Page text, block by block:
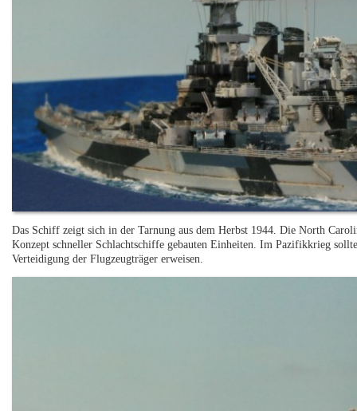
Das Schiff zeigt sich in der Tarnung aus dem Herbst 1944. Die North
Konzept schneller Schlachtschiffe gebauten Einheiten. Im Pazifikkrieg
Verteidigung der Flugzeugträger erweisen.